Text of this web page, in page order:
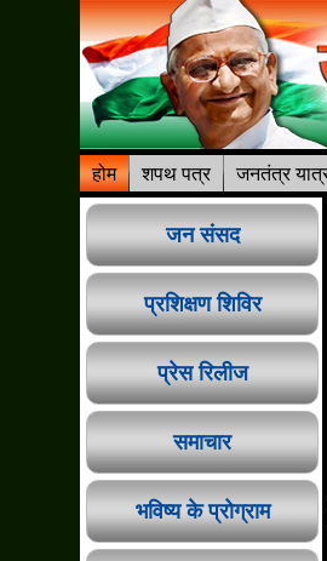
होम शपथ पत्र जनतंत्र
जन संसद
प्रशिक्षण शिविर
प्रेस रिलीज
समाचार
भविष्य के प्रोग्राम